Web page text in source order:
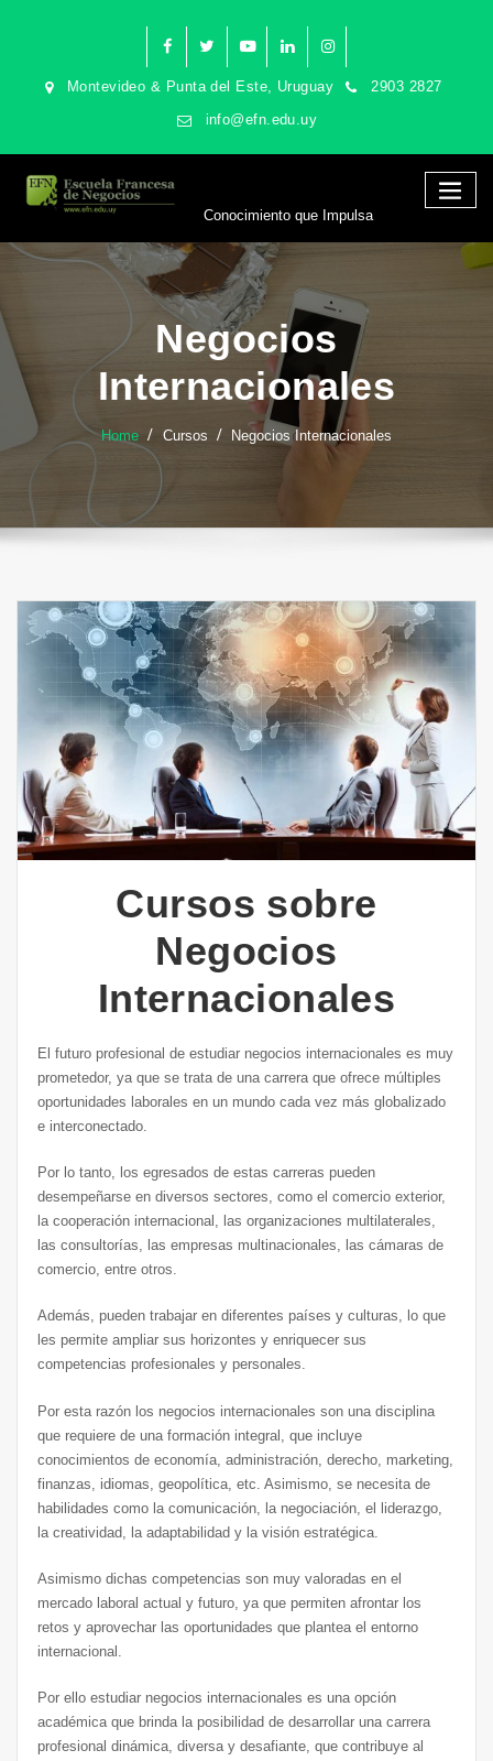
Montevideo & Punta del Este, Uruguay 2903 2827
info@efn.edu.uy
Conocimiento que Impulsa
Negocios
Internacionales
Home Cursos Negocios Internacionales
Cursos sobre
Negocios
Internacionales
El futuro profesional de estudiar negocios internacionales es muy
prometedor, ya que se trata de una carrera que ofrece múltiples
oportunidades laborales en un mundo cada vez más globalizado
e interconectado.
Por lo tanto, los egresados de estas carreras pueden
desempeñarse en diversos sectores, como el comercio exterior,
la cooperación internacional, las organizaciones multilaterales,
las consultorías, las empresas multinacionales, las cámaras de
comercio, entre otros.
Además, pueden trabajar en diferentes países y culturas, lo que
les permite ampliar sus horizontes y enriquecer sus
competencias profesionales y personales.
Por esta razón los negocios internacionales son una disciplina
que requiere de una formación integral, que incluye
conocimientos de economía, administración, derecho, marketing,
finanzas, idiomas, geopolítica, etc. Asimismo, se necesita de
habilidades como la comunicación, la negociación, el liderazgo,
la creatividad, la adaptabilidad y la visión estratégica.
Asimismo dichas competencias son muy valoradas en el
mercado laboral actual y futuro, ya que permiten afrontar los
retos y aprovechar las oportunidades que plantea el entorno
internacional.
Por ello estudiar negocios internacionales es una opción
académica que brinda la posibilidad de desarrollar una carrera
profesional dinámica, diversa y desafiante, que contribuye al